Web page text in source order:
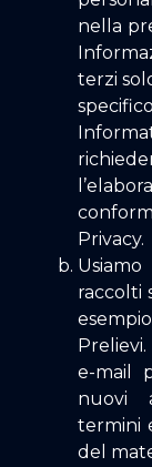
nella
terzi
Privacy.
raccolti
e-mail
nuovi
termini
del